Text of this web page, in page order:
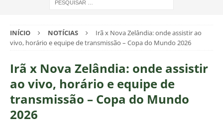
INÍCIO NOTÍCIAS
Irã x Nova Zelândia: onde assistir ao
vivo, horário e equipe de transmissão – Copa do Mundo 2026
Irã x Nova Zelândia: onde assistir
ao vivo, horário e equipe de
transmissão – Copa do Mundo
2026